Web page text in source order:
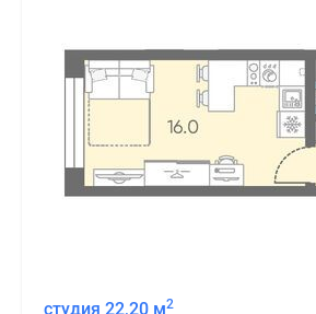
студия 22,20 м2